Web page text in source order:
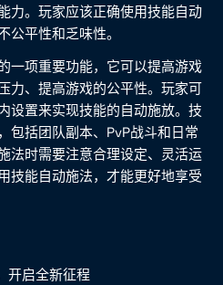
力。玩家应该正确使用技能自动
公平性和乏味性。
一项重要功能，它可以提高游戏
力、提高游戏的公平性。玩家可
设置来实现技能的自动施放。技
包括团队副本、PvP战斗和日常
法时需要注意合理设定、灵活运
技能自动施法，才能更好地享受
开启全新征程